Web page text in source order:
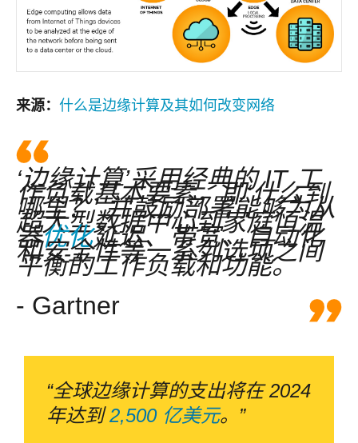
来源： 什么是边缘计算及其如何改变网络
‘边缘计算’采用经典的 IT 工
作负载基本要素，即‘什么到
哪里？’ 并鼓励部署能够为从
超大型数据中心到家庭恒温
器优化延迟、带宽、自动化
和安全性等一系列选项之间
平衡的工作负载和功能。
- Gartner
“全球边缘计算的支出将在 2024
年达到2,500 亿美元。”